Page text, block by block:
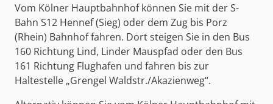
Vom Kölner Hauptbahnhof können Sie mit der S-
Bahn S12 Hennef (Sieg) oder dem Zug bis Porz
(Rhein) Bahnhof fahren. Dort steigen Sie in den Bus
160 Richtung Lind, Linder Mauspfad oder den Bus
161 Richtung Flughafen und fahren bis zur
Haltestelle „Grengel Waldstr./Akazienweg“.